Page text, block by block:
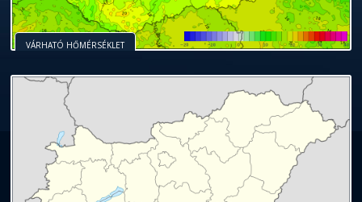
VÁRHATÓ HŐMÉRSÉKLET